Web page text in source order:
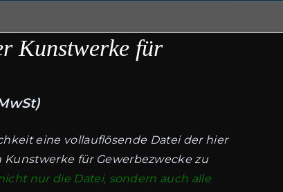
Kunstwerke für
eine vollauflösende Datei der hier
für Gewerbezwecke zu
nur die Datei, sondern auch alle